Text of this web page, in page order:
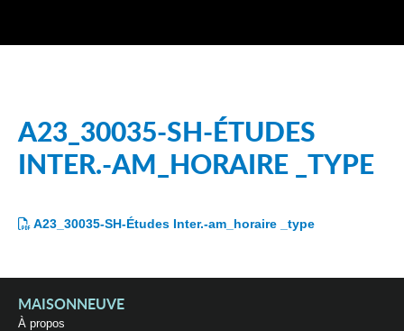
A23_30035-SH-ÉTUDES
INTER.-AM_HORAIRE _TYPE
A23_30035-SH-Études Inter.-am_horaire _type
MAISONNEUVE
À propos